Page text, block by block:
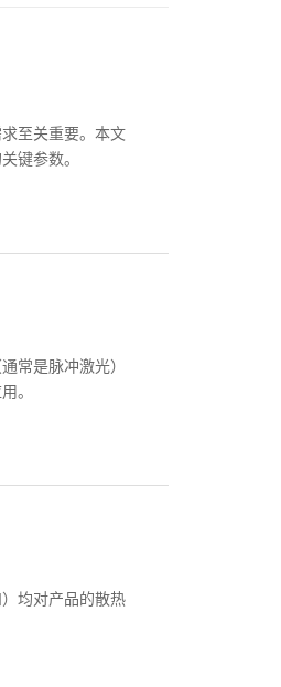
至关重要。本文
键参数。
常是脉冲激光）
。
均对产品的散热